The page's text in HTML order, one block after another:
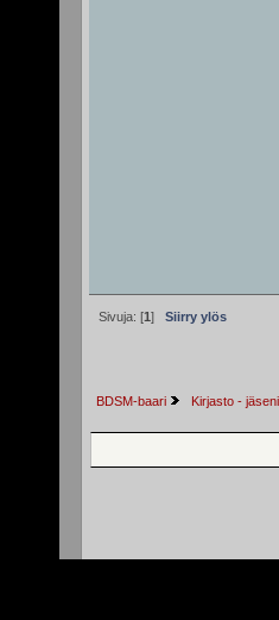
Sivuja: [1] Siirry ylös
BDSM-baari Kirjasto -